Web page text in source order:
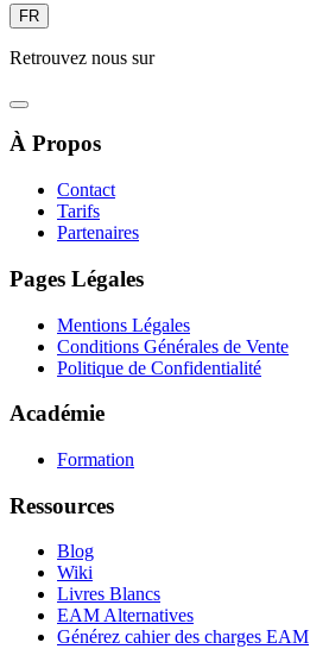
FR
Retrouvez nous sur
À Propos
Contact
Tarifs
Partenaires
Pages Légales
Mentions Légales
Conditions Générales de Vente
Politique de Confidentialité
Académie
Formation
Ressources
Blog
Wiki
Livres Blancs
EAM Alternatives
Générez cahier des charges EAM